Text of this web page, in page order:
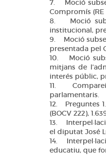
venda
7. Moció
Compromís (RE
8. Moció
institucional,
9. Moció
presentada pel
10. Moció
mitjans de
interés públic,
11.
parlamentaris.
12. Preguntes
(BOCV 222),
13.
el diputat José
14.
educatiu, que